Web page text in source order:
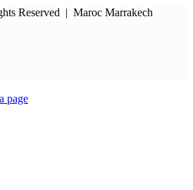
Reserved | Maroc Marrakech
page